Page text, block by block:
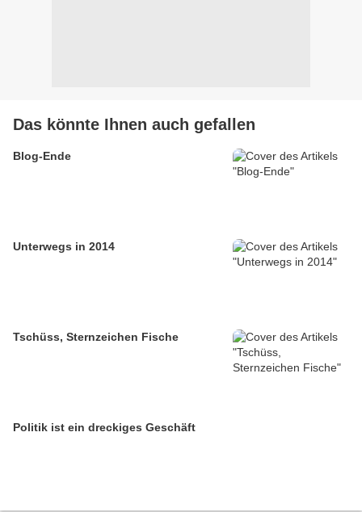
Das könnte Ihnen auch gefallen
Blog-Ende
Unterwegs in 2014
Tschüss, Sternzeichen Fische
Politik ist ein dreckiges Geschäft